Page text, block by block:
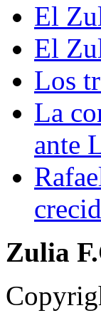
El
El
Los
La
ante
Zulia